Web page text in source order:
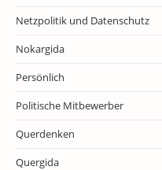
Netzpolitik und Datenschutz
Nokargida
Persönlich
Politische Mitbewerber
Querdenken
Quergida